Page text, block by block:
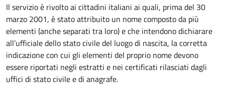
Il servizio è rivolto ai cittadini italiani ai quali, prima del 30
marzo 2001, è stato attribuito un nome composto da più
elementi (anche separati tra loro) e che intendono dichiarare
all’ufficiale dello stato civile del luogo di nascita, la corretta
indicazione con cui gli elementi del proprio nome devono
essere riportati negli estratti e nei certificati rilasciati dagli
uffici di stato civile e di anagrafe.